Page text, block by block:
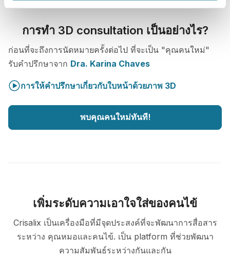
การทำ 3D consultation เป็นอย่างไร?
ก่อนที่จะถึงการนัดหมายครั้งต่อไป ที่จะเป็น "คุณคนใหม่"
รับคำปรึกษาจาก Dra. Karina Chaves
การให้คำปรึกษาเกี่ยวกับใบหน้าด้วยภาพ 3D
พบคุณคนใหม่ทันที!
เพิ่มระดับความเอาใจใส่ของคนไข้
Crisalix เป็นเครื่องมือที่มีจุดประสงค์ที่จะพัฒนาการสื่อสาร
ระหว่าง คุณหมอและคนไข้. เป็น platform ที่ช่วยพัฒนา
ความสัมพันธ์ระหว่างกันและกัน